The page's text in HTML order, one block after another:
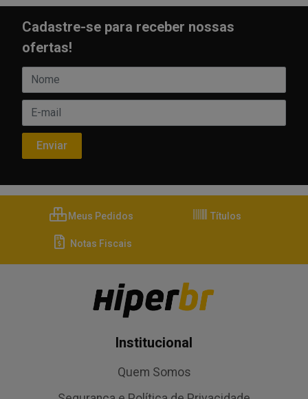
Cadastre-se para receber nossas
ofertas!
Meus Pedidos Títulos
Notas Fiscais
Institucional
Quem Somos